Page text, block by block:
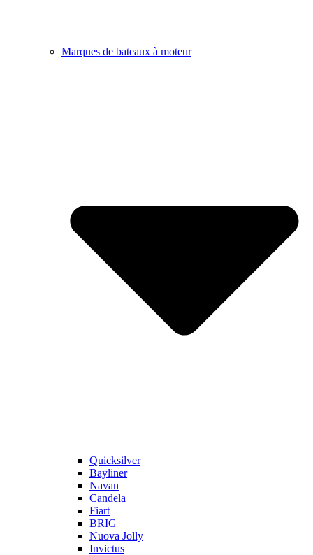
Marques de bateaux à moteur
Quicksilver
Bayliner
Navan
Candela
Fiart
BRIG
Nuova Jolly
Invictus